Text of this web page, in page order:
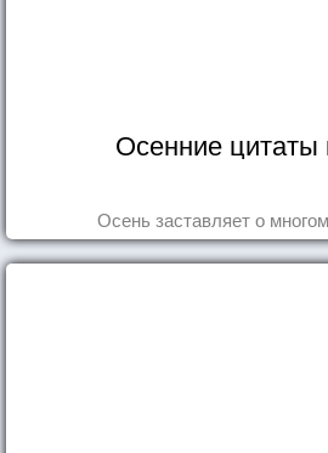
Осенние цитаты
Осень заставляет о